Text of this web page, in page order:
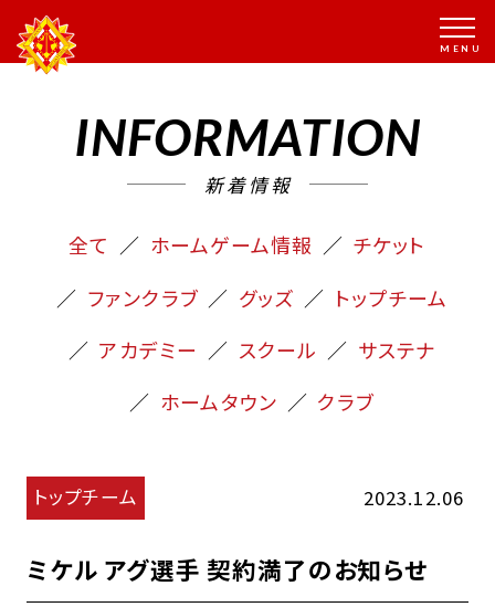
INFORMATION
新着情報
全て ホームゲーム情報
チケット
ファンクラブ
グッズ
トップチーム
アカデミー
スクール
サステナ
ホームタウン
クラブ
トップチーム 2023.12.06
ミケル アグ選手 契約満了のお知らせ